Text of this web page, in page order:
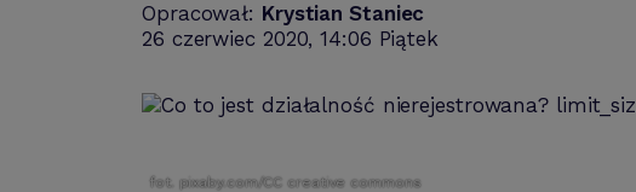
Opracował: Krystian Staniec
26 czerwiec 2020, 14:06 Piątek
fot. pixaby.com/CC creative commons